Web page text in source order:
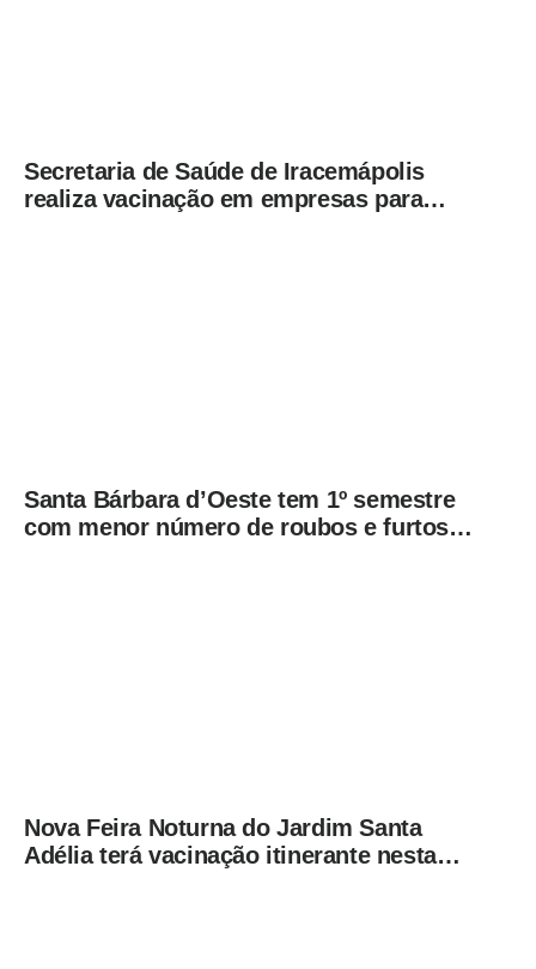
Secretaria de Saúde de Iracemápolis
realiza vacinação em empresas para
Santa Bárbara d’Oeste tem 1º semestre
com menor número de roubos e furtos
Nova Feira Noturna do Jardim Santa
Adélia terá vacinação itinerante nesta